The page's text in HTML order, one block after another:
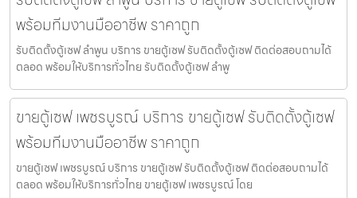
พร้อมทีมงานมืออาชีพ ราคาถูก
รับติดตั้งตู้เซฟ ลำพูน บริการ ขายตู้เซฟ รับติดตั้งตู้เซฟ ติดต่อสอบถามได้
ตลอด พร้อมให้บริการทั่วไทย รับติดตั้งตู้เซฟ ลำพู
ขายตู้เซฟ เพชรบูรณ์ บริการ ขายตู้เซฟ รับติดตั้งตู้เซฟ
พร้อมทีมงานมืออาชีพ ราคาถูก
ขายตู้เซฟ เพชรบูรณ์ บริการ ขายตู้เซฟ รับติดตั้งตู้เซฟ ติดต่อสอบถามได้
ตลอด พร้อมให้บริการทั่วไทย ขายตู้เซฟ เพชรบูรณ์ โดย